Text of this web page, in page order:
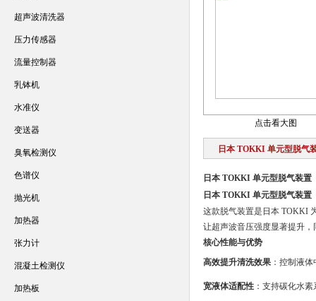
点击看大图
日本 TOKKI 单元型脱气
日本 TOKKI 单元型脱气装置
日本 TOKKI 单元型脱气装置
这款脱气装置是日本 TOKKI
让超声波音压强度显著提升
核心性能与优势
高效提升清洗效果：控制液体
宽液体适配性：支持碳化水素
超声波清洗器
压力传感器
流量控制器
乳钵机
水准仪
变送器
臭氧检测仪
色谱仪
抛光机
加热器
张力计
混凝土检测仪
加热板